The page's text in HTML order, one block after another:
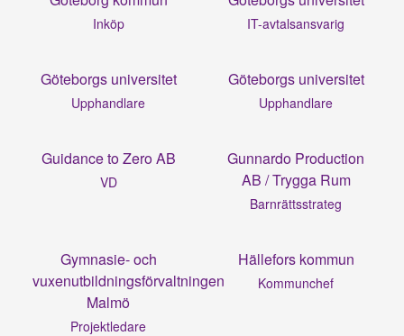
Inköp IT-avtalsansvarig
Göteborgs universitet
Upphandlare
Göteborgs universitet
Upphandlare
Guidance to Zero AB
VD
Gunnardo Production
AB / Trygga Rum
Barnrättsstrateg
Gymnasie- och
vuxenutbildningsförvaltningen
Malmö
Projektledare
Hällefors kommun
Kommunchef